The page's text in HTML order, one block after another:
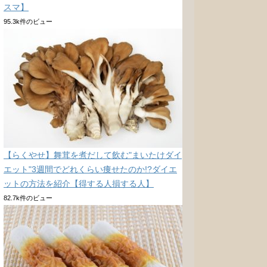
スマ】
95.3k件のビュー
【らくやせ】舞茸を煮だして飲む"まいたけダイ
エット"3週間でどれくらい痩せたのか!?ダイエ
ットの方法を紹介【得する人損する人】
82.7k件のビュー